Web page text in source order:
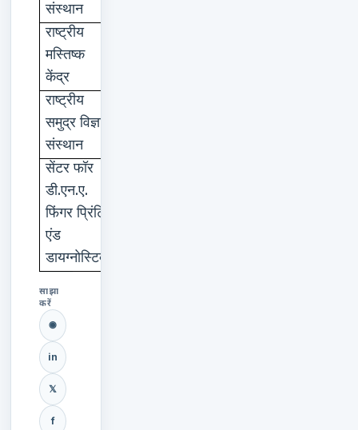
संस्थान
राष्ट्रीय
मस्तिष्क
केंद्र
राष्ट्रीय
समुद्र विज्ञान
संस्थान
सेंटर फॉर
डी.एन.ए.
फिंगर प्रिंटिंग
एंड
डायग्नोस्टिक्स
साझा
करें
◉
in
𝕏
f